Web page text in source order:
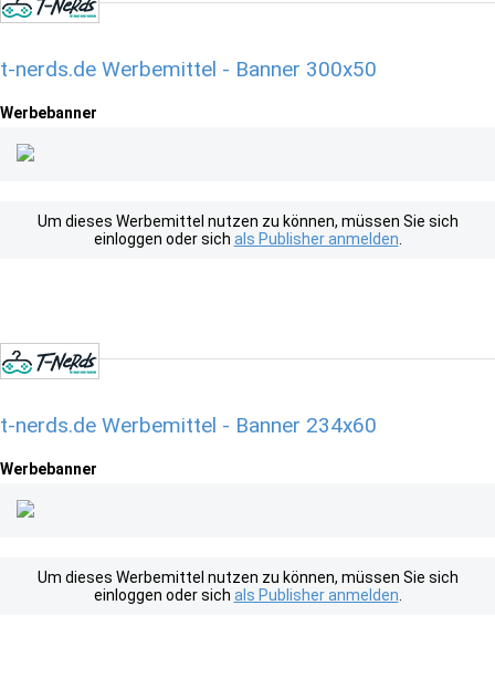
t-nerds.de Werbemittel - Banner 300x50
Werbebanner
Um dieses Werbemittel nutzen zu können, müssen Sie sich
einloggen oder sich als Publisher anmelden
t-nerds.de Werbemittel - Banner 234x60
Werbebanner
Um dieses Werbemittel nutzen zu können, müssen Sie sich
einloggen oder sich als Publisher anmelden